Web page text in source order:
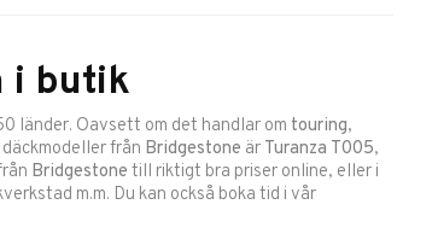
i butik
länder. Oavsett om det handlar om touring,
från Bridgestone är Turanza T005,
Bridgestone till riktigt bra priser online, eller i
m.m. Du kan också boka tid i vår